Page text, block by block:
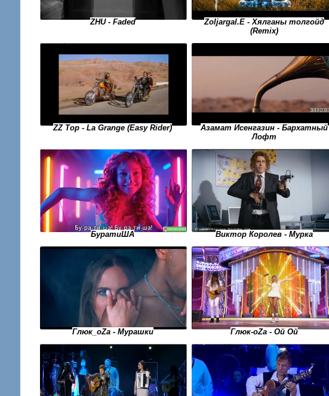
ZHU - Faded
Zoljargal.E - Хялганы толгойд
(Remix)
ZZ Top - La Grange (Easy Rider)
Азамат Исенгазин - Бархатный
Лофт
БуратиША Виктор Королев - Мурка
Глюк_оZа - Мурашки Глюк-oZa - Ой Ой